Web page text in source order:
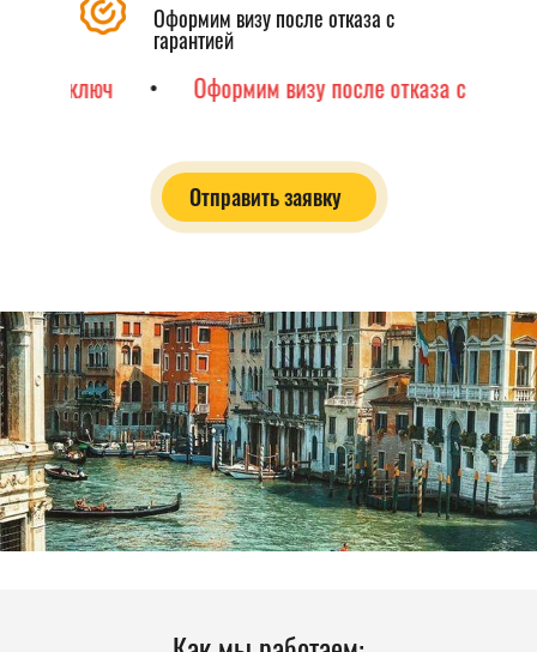
Оформим визу после отказа с
гарантией
Оформим визу после отказа с гарантией получения!
Отправить заявку